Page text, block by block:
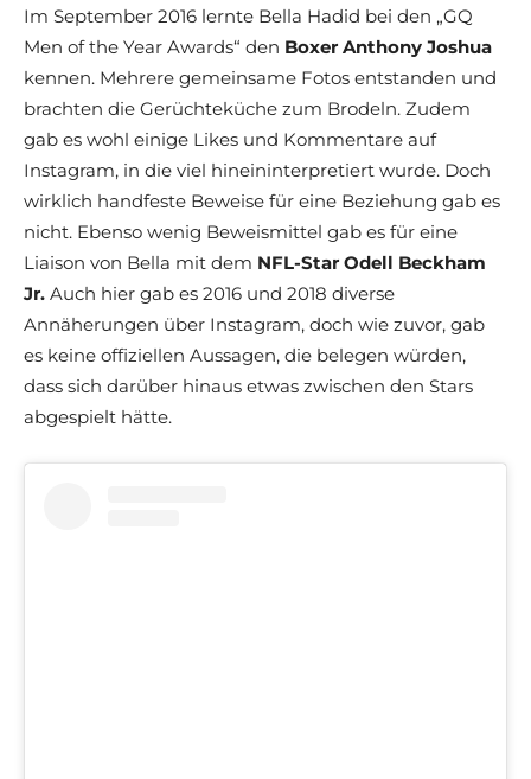
Im September 2016 lernte Bella Hadid bei den „GQ
Men of the Year Awards“ den Boxer Anthony Joshua
kennen. Mehrere gemeinsame Fotos entstanden und
brachten die Gerüchteküche zum Brodeln. Zudem
gab es wohl einige Likes und Kommentare auf
Instagram, in die viel hineininterpretiert wurde. Doch
wirklich handfeste Beweise für eine Beziehung gab es
nicht. Ebenso wenig Beweismittel gab es für eine
Liaison von Bella mit dem NFL-Star Odell Beckham
Jr. Auch hier gab es 2016 und 2018 diverse
Annäherungen über Instagram, doch wie zuvor, gab
es keine offiziellen Aussagen, die belegen würden,
dass sich darüber hinaus etwas zwischen den Stars
abgespielt hätte.